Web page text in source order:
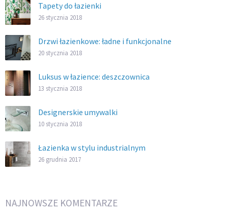
Tapety do łazienki
26 stycznia 2018
Drzwi łazienkowe: ładne i funkcjonalne
20 stycznia 2018
Luksus w łazience: deszczownica
13 stycznia 2018
Designerskie umywalki
10 stycznia 2018
Łazienka w stylu industrialnym
26 grudnia 2017
NAJNOWSZE KOMENTARZE